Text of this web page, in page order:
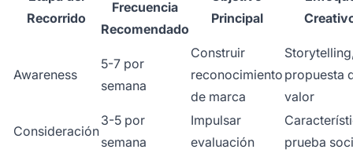
Recorrido
Frecuencia
Recomendado
Principal
Awareness
5-7 por
semana
Construir
reconocimiento
de marca
propuesta
valor
Consideración
3-5 por
semana
Impulsar
evaluación
prueba